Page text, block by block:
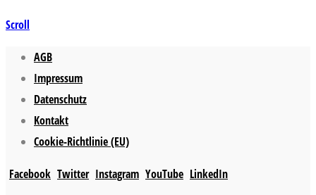
Scroll
AGB
Impressum
Datenschutz
Kontakt
Cookie-Richtlinie (EU)
Facebook Twitter Instagram YouTube LinkedIn